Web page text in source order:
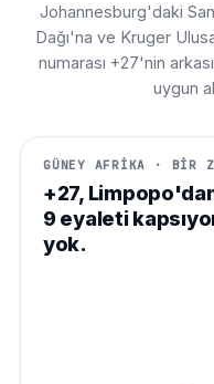
Johannesburg'daki
Dağı'na ve Kruger
numarası +27'nin
uygun
GÜNEY AFRİKA · BİR
+27,
9 eyaleti
yok.